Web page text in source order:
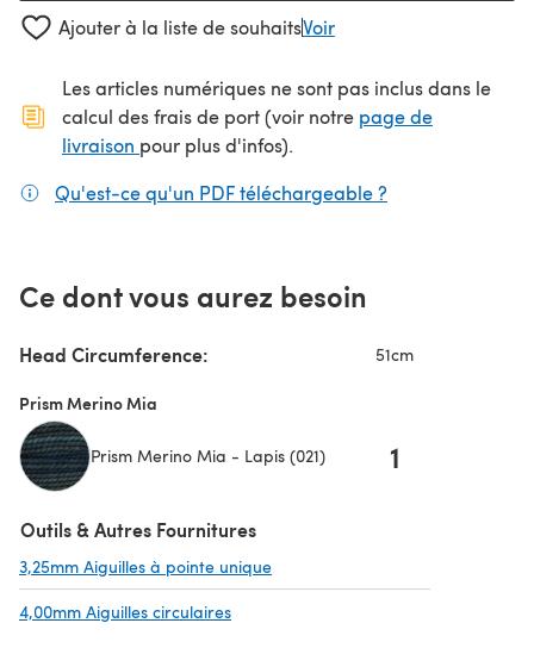
Ajouter à la liste de souhaitsVoir
Les articles numériques ne sont pas inclus dans le
calcul des frais de port (voir notre page de
livraison (s'ouvre dans un nouvel onglet)
pour plus d'infos).
Qu'est-ce qu'un PDF téléchargeable ?
Ce dont vous aurez besoin
Head Circumference: 51cm
Prism Merino Mia
Prism Merino Mia - Lapis (021) 1
Outils & Autres Fournitures
3,25mm Aiguilles à pointe unique
4,00mm Aiguilles circulaires